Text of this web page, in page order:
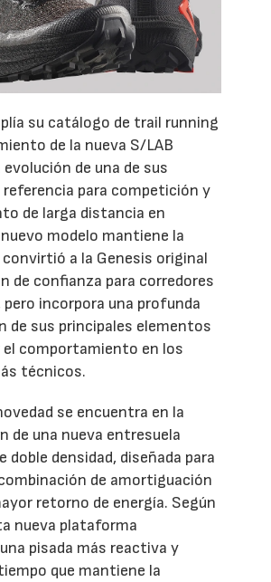
su catálogo de trail running
de la nueva S/LAB
evolución de una de sus
para competición y
de larga distancia en
modelo mantiene la
a la Genesis original
de confianza para corredores
incorpora una profunda
de sus principales elementos
el comportamiento en los
técnicos.
se encuentra en la
de una nueva entresuela
doble densidad, diseñada para
de amortiguación
retorno de energía. Según
nueva plataforma
pisada más reactiva y
que mantiene la